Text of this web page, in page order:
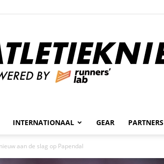
Atletieknieuws
INTERNATIONAAL GEAR PARTNERS
aan de slag op Papendal